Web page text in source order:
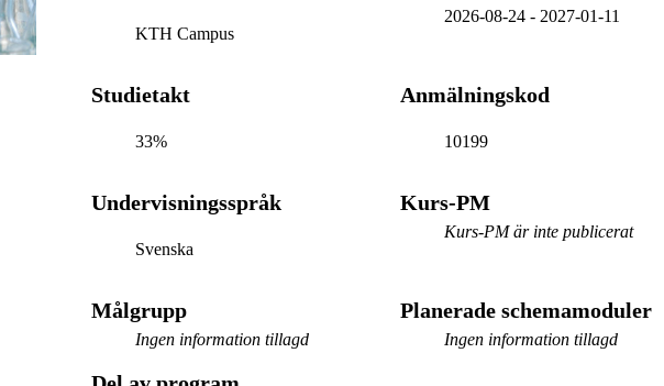
KTH Campus
2026-08-24 - 2027-01-11
Studietakt
33%
Anmälningskod
10199
Undervisningsspråk
Svenska
Kurs-PM
Kurs-PM är inte publicerat
Målgrupp
Ingen information tillagd
Planerade schemamoduler
Ingen information tillagd